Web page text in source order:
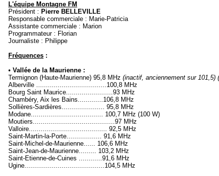
L'équipe Montagne FM
Président : Pierre BELLEVILLE
Responsable commerciale : Marie-Patricia
Assistante commerciale : Marion
Programmateur : Florian
Journaliste : Philippe
Fréquences :
• Vallée de la Maurienne :
Termignon (Haute-Maurienne) 95,8 MHz (inactif, anciennement sur 101,5)
Alberville ....................................100,8 MHz
Bourg Saint Maurice........................93 MHz
Chambéry, Aix les Bains.............106,8 MHz
Sollières-Sardières...................... 95,8 MHz
Modane..................................... 100,7 MHz (100 W)
Moutiers..........................................97 MHz
Valloire........................................ 92,5 MHz
Saint-Martin-la-Porte.................. 91,6 MHz
Saint-Michel-de-Maurienne...... 106,6 MHz
Saint-Jean-de-Maurienne......... 103,2 MHz
Saint-Etienne-de-Cuines ............91,6 MHz
Ugine.........................................104,5 MHz